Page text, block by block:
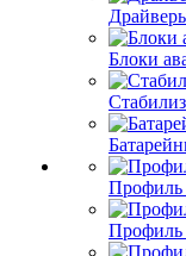
Блоки
Профиль
Профиль